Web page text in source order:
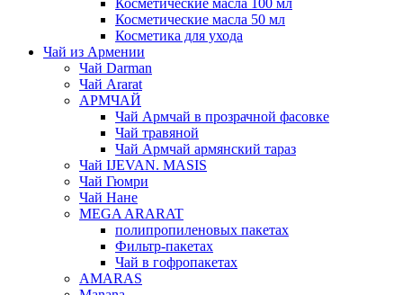
Косметические масла 100 мл
Косметические масла 50 мл
Косметика для ухода
Чай из Армении
Чай Darman
Чай Ararat
АРМЧАЙ
Чай Армчай в прозрачной фасовке
Чай травяной
Чай Армчай армянский тараз
Чай IJEVAN. MASIS
Чай Гюмри
Чай Нане
MEGA ARARAT
полипропиленовых пакетах
Фильтр-пакетах
Чай в гофропакетах
AMARAS